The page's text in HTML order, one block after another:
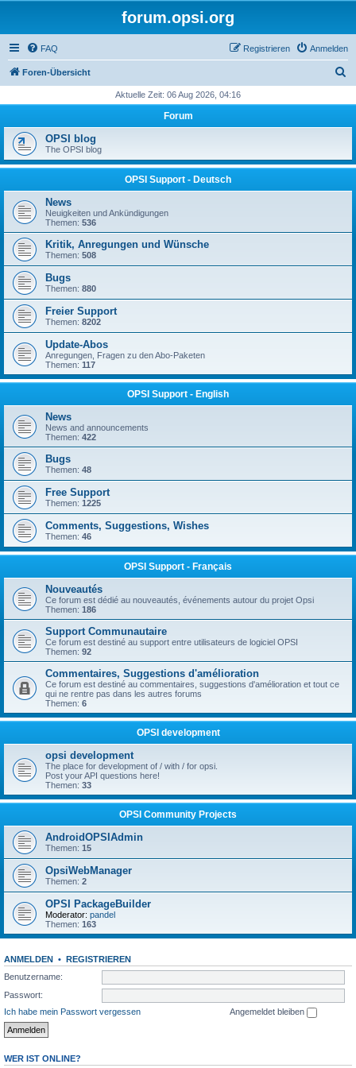
forum.opsi.org
FAQ Anmelden
Registrieren
Foren-Übersicht
h
Aktuelle Zeit: 06 Aug 2026, 04:16
Forum
OPSI blog
The OPSI blog
OPSI Support - Deutsch
News
Neuigkeiten und Ankündigungen
Themen: 536
Kritik, Anregungen und Wünsche
Themen: 508
Bugs
Themen: 880
Freier Support
Themen: 8202
Update-Abos
Anregungen, Fragen zu den Abo-Paketen
Themen: 117
OPSI Support - English
News
News and announcements
Themen: 422
Bugs
Themen: 48
Free Support
Themen: 1225
Comments, Suggestions, Wishes
Themen: 46
OPSI Support - Français
Nouveautés
Ce forum est dédié au nouveautés, événements autour du projet Opsi
Themen: 186
Support Communautaire
Ce forum est destiné au support entre utilisateurs de logiciel OPSI
Themen: 92
Commentaires, Suggestions d'amélioration
Ce forum est destiné au commentaires, suggestions d'amélioration et tout ce
qui ne rentre pas dans les autres forums
Themen: 6
OPSI development
opsi development
The place for development of / with / for opsi.
Post your API questions here!
Themen: 33
OPSI Community Projects
AndroidOPSIAdmin
Themen: 15
OpsiWebManager
Themen: 2
OPSI PackageBuilder
Moderator: pandel
Themen: 163
ANMELDEN • REGISTRIEREN
Benutzername:
Passwort:
Ich habe mein Passwort vergessen
Angemeldet bleiben
WER IST ONLINE?